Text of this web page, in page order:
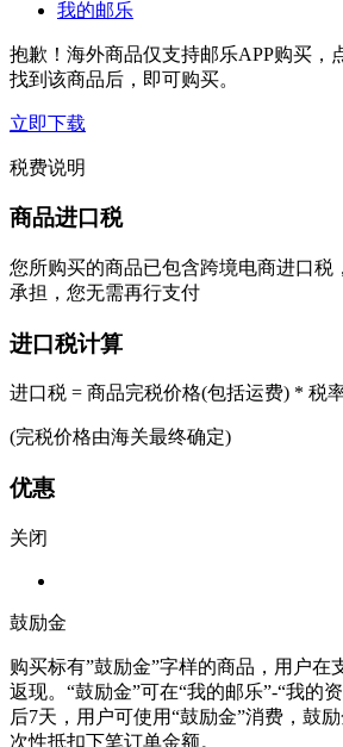
我的邮乐
抱歉！海外商品仅支持邮乐APP购买，
找到该商品后，即可购买。
立即下载
税费说明
商品进口税
您所购买的商品已包含跨境电商进口税
承担，您无需再行支付
进口税计算
进口税 = 商品完税价格(包括运费) * 税
(完税价格由海关最终确定)
优惠
关闭
鼓励金
购买标有”鼓励金”字样的商品，用户在
返现。“鼓励金”可在“我的邮乐”-“我的
后7天，用户可使用“鼓励金”消费，鼓
次性抵扣下笔订单金额。